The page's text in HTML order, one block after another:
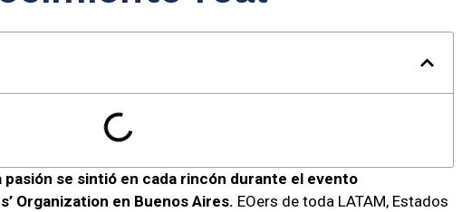
pasión se sintió en cada rincón durante el evento
Organization en Buenos Aires. EOers de toda LATAM, Estados